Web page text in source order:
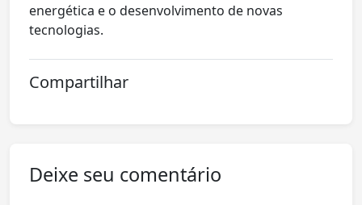
energética e o desenvolvimento de novas
tecnologias.
Compartilhar
Deixe seu comentário